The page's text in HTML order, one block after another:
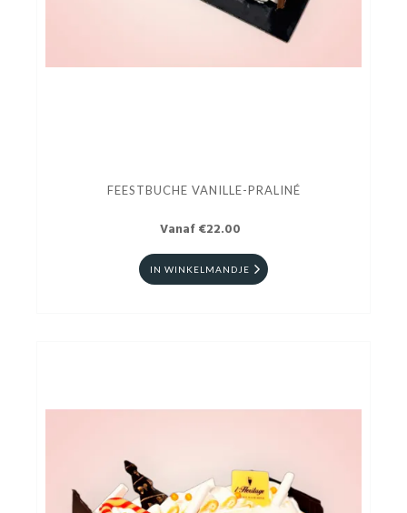
FEESTBUCHE VANILLE-PRALINÉ
Vanaf €22.00
IN WINKELMANDJE